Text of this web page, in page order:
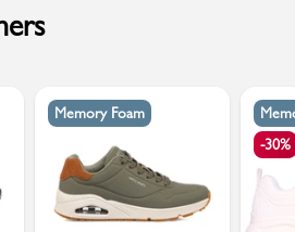
Memory Foam
-30%